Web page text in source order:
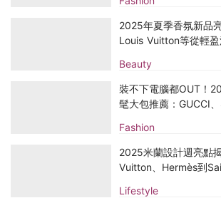
Beauty
2025年夏季香氛新品
Louis Vuitton等從輕
Fashion
裝不下電腦都OUT！
髦大包推薦：GUCCI
Lifestyle
2025米蘭設計週亮點
Vuitton、Hermès到